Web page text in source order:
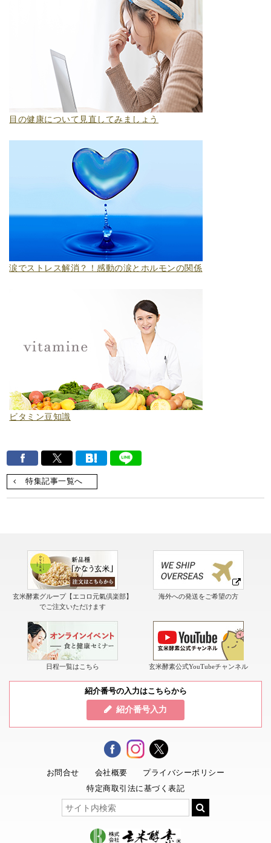
目の健康について見直してみましょう
涙でストレス解消？！感動の涙とホルモンの関係
ビタミン豆知識
特集記事一覧へ
玄米酵素グループ【エコロ元氣倶楽部】
でご注文いただけます
海外への発送をご希望の方
日程一覧はこちら 玄米酵素公式YouTubeチャンネル
紹介番号の入力はこちらから
紹介番号入力
お問合せ 会社概要
プライバシーポリシー
特定商取引法に基づく表記